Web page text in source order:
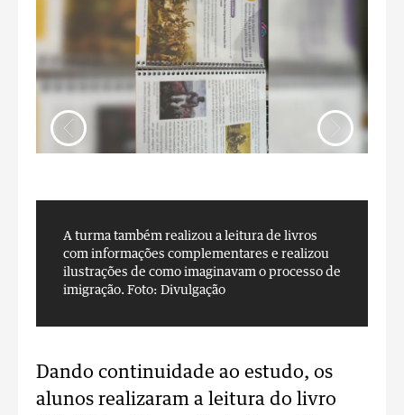
A turma também realizou a leitura de livros
com informações complementares e realizou
ilustrações de como imaginavam o processo de
imigração. Foto: Divulgação
Dando continuidade ao estudo, os
alunos realizaram a leitura do livro